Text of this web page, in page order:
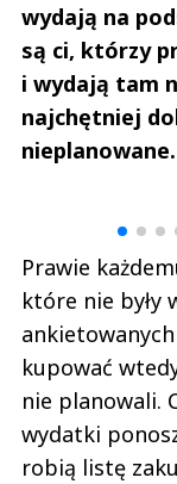
wydają na
są ci, którzy
i wydają tam
najchętniej
nieplanowane.
Prawie
które nie były
kupować
nie planowali.
wydatki
robią listę